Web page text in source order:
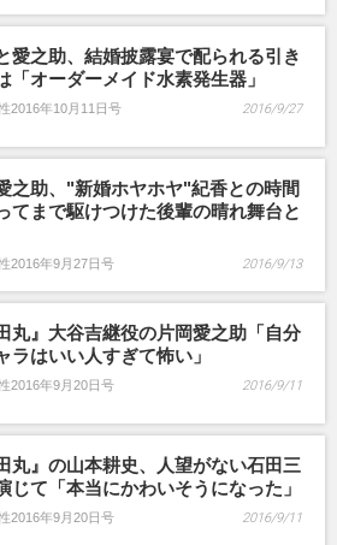
愛之助、結婚披露宴で配られる引き
「オーダーメイド水素発生器」
2016年10月11日号 2016/9/27
之助、"新婚ホヤホヤ"紀香との時間
てまで駆けつけた後輩の晴れ舞台と
2016年9月27日号 2016/9/13
丸』大谷吉継役の片岡愛之助「自分
ラはいい人すぎて怖い」
2016年9月20日号 2016/9/11
丸』の山本耕史、人望がない石田三
じて「本当にかわいそうになった」
2016年9月20日号 2016/9/11